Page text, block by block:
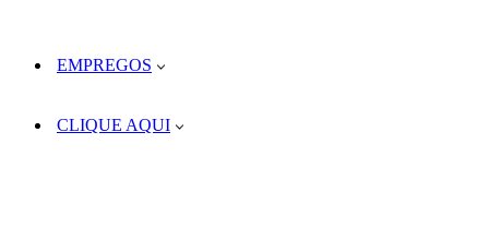
EMPREGOS
CLIQUE AQUI